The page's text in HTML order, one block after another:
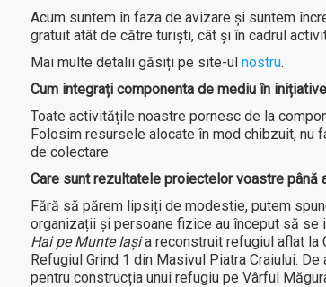
Acum suntem în faza de avizare și suntem
gratuit atât de către turiști, cât și în cadrul
Mai multe detalii găsiți pe site-ul nostru.
Cum integrați componenta de mediu în
Toate activitățile noastre pornesc de la
Folosim resursele alocate în mod chibzuit, nu
de colectare.
Care sunt rezultatele proiectelor voastre până
Fără să părem lipsiți de modestie, putem
organizații și persoane fizice au început să
Hai pe Munte Iașia reconstruit refugiul aflat la
Refugiul Grind 1 din Masivul Piatra Craiului.
pentru construcția unui refugiu pe Vârful